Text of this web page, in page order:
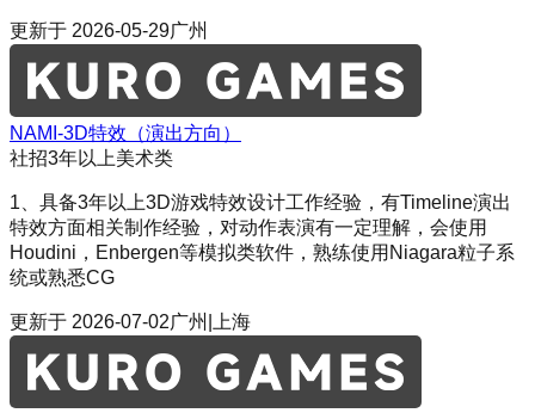
更新于 2026-05-29广州
NAMI-3D特效（演出方向）
社招3年以上美术类
1、具备3年以上3D游戏特效设计工作经验，有Timeline演出
特效方面相关制作经验，对动作表演有一定理解，会使用
Houdini，Enbergen等模拟类软件，熟练使用Niagara粒子系
统或熟悉CG
更新于 2026-07-02广州|上海